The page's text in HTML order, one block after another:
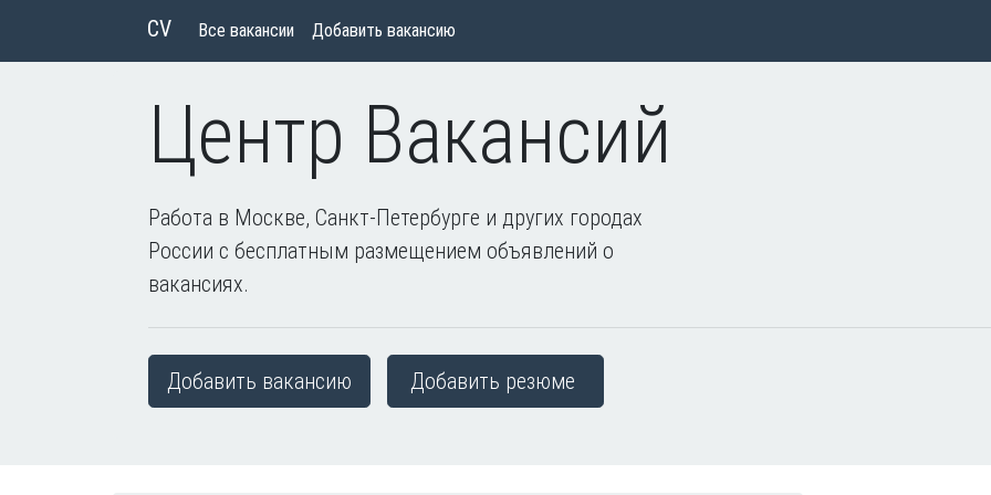
CV Все вакансии Добавить вакансию
Центр Вакансий
Работа в Москве, Санкт-Петербурге и других городах
России с бесплатным размещением объявлений о
вакансиях.
Добавить вакансию Добавить резюме